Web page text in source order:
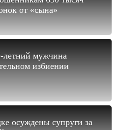
от «сына»
летний мужчина
избиении
осуждены супруги за